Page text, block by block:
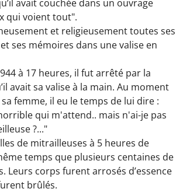
avait couchée dans un ouvrage
qui voient tout".
et religieusement toutes ses
ses mémoires dans une valise en
à 17 heures, il fut arrêté par la
avait sa valise à la main. Au moment
femme, il eu le temps de lui dire :
qui m'attend.. mais n'ai-je pas
?..."
de mitrailleuses à 5 heures de
temps que plusieurs centaines de
Leurs corps furent arrosés d’essence
brûlés.